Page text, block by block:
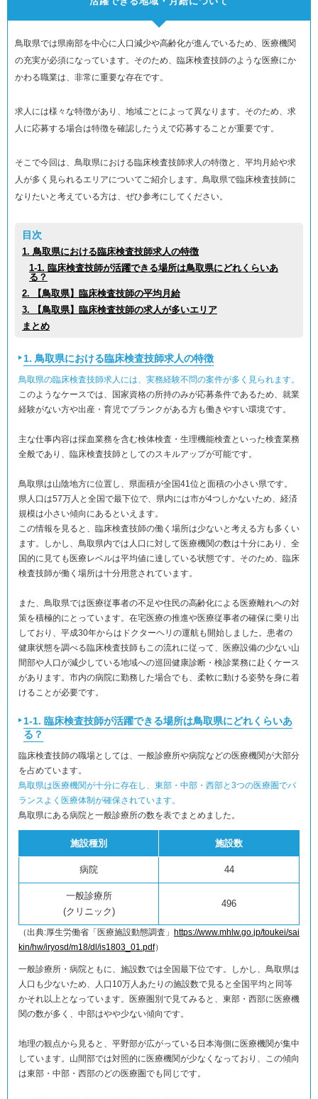
鳥取県では県南部を中心に人口減少や高齢化が進んでいるため、医療機関
の充実が必須になっています。そのため、臨床検査技師のような医療にか
かわる職業は、非常に重要な存在です。
求人には様々な特徴があり、地域ごとによって異なります。そのため、求
人に応募する場合は特徴を確認したうえで応募することが重要です。
そこで今回は、鳥取県における臨床検査技師求人の特徴と、平均月給や求
人が多く見られるエリアについてご紹介します。鳥取県で臨床検査技師に
なりたいと考えている方は、ぜひ参考にしてください。
目次
1. 鳥取県における臨床検査技師求人の特徴
1-1. 臨床検査技師が活躍できる場所は鳥取県にどれくらいあ
る？
2. 【鳥取県】臨床検査技師の平均月給
3. 【鳥取県】臨床検査技師の求人が多いエリア
まとめ
1. 鳥取県における臨床検査技師求人の特徴
鳥取県の臨床検査技師求人には、実務経験不問の案件が多く見られます。
このようなケースでは、国家資格の所持のみが応募条件であるため、就業
経験がない方や出産・育児でブランクがある方も働きやすい環境です。
主な仕事内容は採血業務を含む検体検査・生理機能検査といった検査業務
全般であり、臨床検査技師としてのスキルアップが可能です。
鳥取県は山陰地方に位置し、県面積が全国41位と面積の小さい県です。
県人口は57万人と全国で最下位で、県内には市が4つしかないため、経済
規模は小さい傾向にあるといえます。
この情報を見ると、臨床検査技師の働く場所は少ないと考える方も多くい
ます。しかし、鳥取県内では人口に対して医療機関の数は十分にあり、全
国的に見ても医療レベルは平均値に達している状態です。そのため、臨床
検査技師が働く場所は十分用意されています。
また、鳥取県では医療従事者の不足や住民の高齢化による医療離れへの対
策を積極的にとっています。在宅医療の推進や医療従事者の確保に乗り出
しており、平成30年からはドクターヘリの運航も開始しました。患者の
健康状態を調べる臨床検査技師もこの流れに従って、医療設備の少ない山
間部や人口が減少している地域への巡回健康診断・検診業務に赴くケース
があります。市内の病院に勤務した場合でも、柔軟に動ける姿勢を身に着
けることが必要です。
1-1. 臨床検査技師が活躍できる場所は鳥取県にどれくらいあ
る？
臨床検査技師の職場としては、一般診療所や病院などの医療機関が大部分
を占めています。
鳥取県は医療機関が十分に存在し、東部・中部・西部と3つの医療圏でバ
ランスよく医療体制が確保されています。
鳥取県にある病院と一般診療所の数を表でまとめました。
施設種別 施設数
病院 44
一般診療所
(クリニック)
496
（出典:厚生労働省「医療施設動態調査」 https://www.mhlw.go.jp/toukei/sai
kin/hw/iryosd/m18/dl/is1803_01.pdf）
一般診療所・病院ともに、施設数では全国最下位です。しかし、鳥取県は
人口も少ないため、人口10万人あたりの施設数で見ると全国平均と同等
かそれ以上となっています。医療圏別で見てみると、東部・西部に医療機
関の数が多く、中部はやや少ない傾向です。
地理の観点から見ると、平野部が広がっている日本海側に医療機関が集中
しています。山間部では対照的に医療機関が少なくなっており、この傾向
は東部・中部・西部のどの医療圏でも同じです。